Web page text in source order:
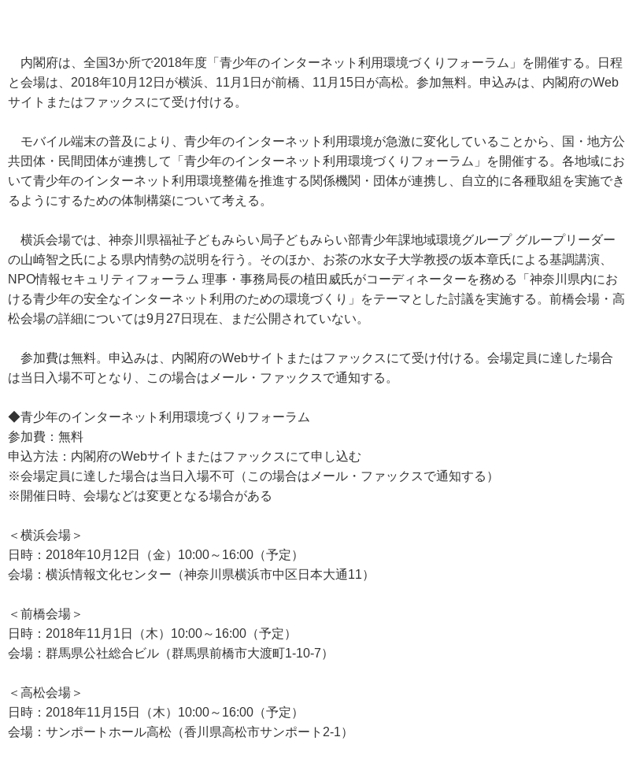
内閣府は、全国3か所で2018年度「青少年のインターネット利用環境づくりフォーラム」を開催する。日程
と会場は、2018年10月12日が横浜、11月1日が前橋、11月15日が高松。参加無料。申込みは、内閣府のWeb
サイトまたはファックスにて受け付ける。
モバイル端末の普及により、青少年のインターネット利用環境が急激に変化していることから、国・地方公
共団体・民間団体が連携して「青少年のインターネット利用環境づくりフォーラム」を開催する。各地域にお
いて青少年のインターネット利用環境整備を推進する関係機関・団体が連携し、自立的に各種取組を実施でき
るようにするための体制構築について考える。
横浜会場では、神奈川県福祉子どもみらい局子どもみらい部青少年課地域環境グループ グループリーダー
の山崎智之氏による県内情勢の説明を行う。そのほか、お茶の水女子大学教授の坂本章氏による基調講演、
NPO情報セキュリティフォーラム 理事・事務局長の植田威氏がコーディネーターを務める「神奈川県内にお
ける青少年の安全なインターネット利用のための環境づくり」をテーマとした討議を実施する。前橋会場・高
松会場の詳細については9月27日現在、まだ公開されていない。
参加費は無料。申込みは、内閣府のWebサイトまたはファックスにて受け付ける。会場定員に達した場合
は当日入場不可となり、この場合はメール・ファックスで通知する。
◆青少年のインターネット利用環境づくりフォーラム
参加費：無料
申込方法：内閣府のWebサイトまたはファックスにて申し込む
※会場定員に達した場合は当日入場不可（この場合はメール・ファックスで通知する）
※開催日時、会場などは変更となる場合がある
＜横浜会場＞
日時：2018年10月12日（金）10:00～16:00（予定）
会場：横浜情報文化センター（神奈川県横浜市中区日本大通11）
＜前橋会場＞
日時：2018年11月1日（木）10:00～16:00（予定）
会場：群馬県公社総合ビル（群馬県前橋市大渡町1-10-7）
＜高松会場＞
日時：2018年11月15日（木）10:00～16:00（予定）
会場：サンポートホール高松（香川県高松市サンポート2-1）